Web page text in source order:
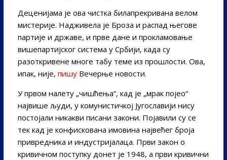
Деценијама је ова чистка билапрекривана велом
мистерије. Надживела је Броза и распад његове
партије и државе, и прве дане и прокламовање
вишепартијског система у Србији, када су
разоткривене многе табу теме из прошлости. Ова,
ипак, није, пишуВечерње новости.
У првом налету „чишћења“, кад је „мрак појео“
највише људи, у комунистичкој Југославији нису
постојали никакви писани закони. Појавили су се
тек кад је конфискована имовина највећег броја
привредника и индустријалаца. Први закон о
кривичном поступку донет је 1948, а први кривични